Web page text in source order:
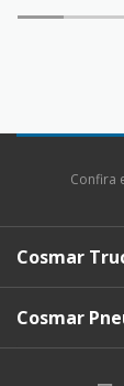
Confira
Cosmar
Cosmar